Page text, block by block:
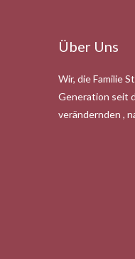
Über Uns
Wir, die Familie
Generation seit
verändernden ,